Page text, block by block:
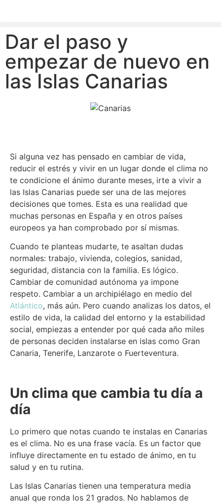
Dar el paso y
empezar de nuevo en
las Islas Canarias
Si alguna vez has pensado en cambiar de vida,
reducir el estrés y vivir en un lugar donde el clima no
te condicione el ánimo durante meses, irte a vivir a
las Islas Canarias puede ser una de las mejores
decisiones que tomes. Esta es una realidad que
muchas personas en España y en otros países
europeos ya han comprobado por sí mismas.
Cuando te planteas mudarte, te asaltan dudas
normales: trabajo, vivienda, colegios, sanidad,
seguridad, distancia con la familia. Es lógico.
Cambiar de comunidad autónoma ya impone
respeto. Cambiar a un archipiélago en medio del
Atlántico, más aún. Pero cuando analizas los datos, el
estilo de vida, la calidad del entorno y la estabilidad
social, empiezas a entender por qué cada año miles
de personas deciden instalarse en islas como Gran
Canaria, Tenerife, Lanzarote o Fuerteventura.
Un clima que cambia tu día a
día
Lo primero que notas cuando te instalas en Canarias
es el clima. No es una frase vacía. Es un factor que
influye directamente en tu estado de ánimo, en tu
salud y en tu rutina.
Las Islas Canarias tienen una temperatura media
anual que ronda los 21 grados. No hablamos de